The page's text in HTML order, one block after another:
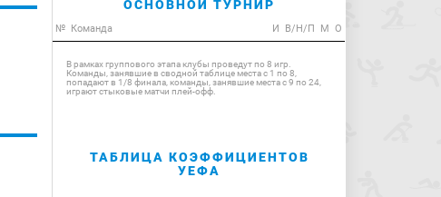
ОСНОВНОЙ ТУРНИР
№ Команда И В/Н/П М О
В рамках группового этапа клубы проведут по 8 игр.
Команды, занявшие в сводной таблице места с 1 по 8,
попадают в 1/8 финала, команды, занявшие места с 9 по 24,
играют стыковые матчи плей-офф.
ТАБЛИЦА КОЭФФИЦИЕНТОВ
УЕФА